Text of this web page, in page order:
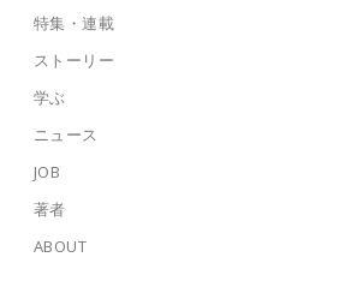
特集・連載
ストーリー
学ぶ
ニュース
JOB
著者
ABOUT